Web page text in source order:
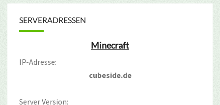
SERVERADRESSEN
Minecraft
IP-Adresse:
cubeside.de
Server Version: